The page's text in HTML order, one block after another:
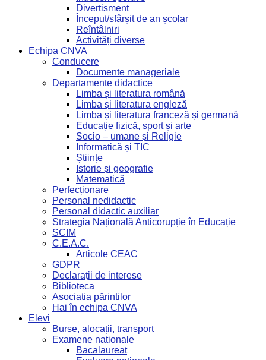
Divertisment
Început/sfârșit de an școlar
Reîntâlniri
Activități diverse
Echipa CNVA
Conducere
Documente manageriale
Departamente didactice
Limba și literatura română
Limba și literatura engleză
Limba și literatura franceză și germană
Educație fizică, sport și arte
Socio – umane și Religie
Informatică și TIC
Științe
Istorie și geografie
Matematică
Perfecționare
Personal nedidactic
Personal didactic auxiliar
Strategia Națională Anticorupție în Educație
SCIM
C.E.A.C.
Articole CEAC
GDPR
Declarații de interese
Biblioteca
Asociatia părintilor
Hai în echipa CNVA
Elevi
Burse, alocații, transport
Examene nationale
Bacalaureat